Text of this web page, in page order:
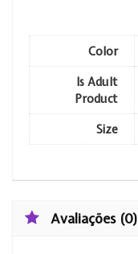
Color
Is Adult
Product
Size
Avaliações (0)